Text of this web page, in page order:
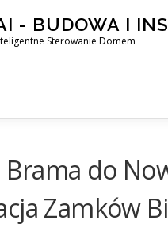
- BUDOWA I
Sterowanie Domem
do
Zamków